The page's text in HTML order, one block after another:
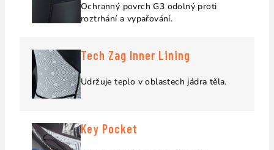
Ochranný povrch G3 odolný proti
roztrhání a vypařování.
Tech Zag Inner Lining
Udržuje teplo v oblastech jádra těla.
Key Pocket